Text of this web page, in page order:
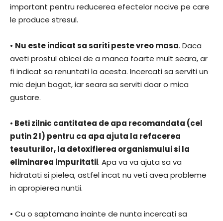
important pentru reducerea efectelor nocive pe care
le produce stresul.
• Nu este indicat sa sariti peste vreo masa. Daca
aveti prostul obicei de a manca foarte mult seara, ar
fi indicat sa renuntati la acesta. Incercati sa serviti un
mic dejun bogat, iar seara sa serviti doar o mica
gustare.
• Beti zilnic cantitatea de apa recomandata (cel
putin 2 l) pentru ca apa ajuta la refacerea
tesuturilor, la detoxifierea organismului si la
eliminarea impuritatii. Apa va va ajuta sa va
hidratati si pielea, astfel incat nu veti avea probleme
in apropierea nuntii.
• Cu o saptamana inainte de nunta incercati sa